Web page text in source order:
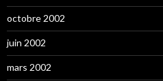
octobre 2002
juin 2002
mars 2002